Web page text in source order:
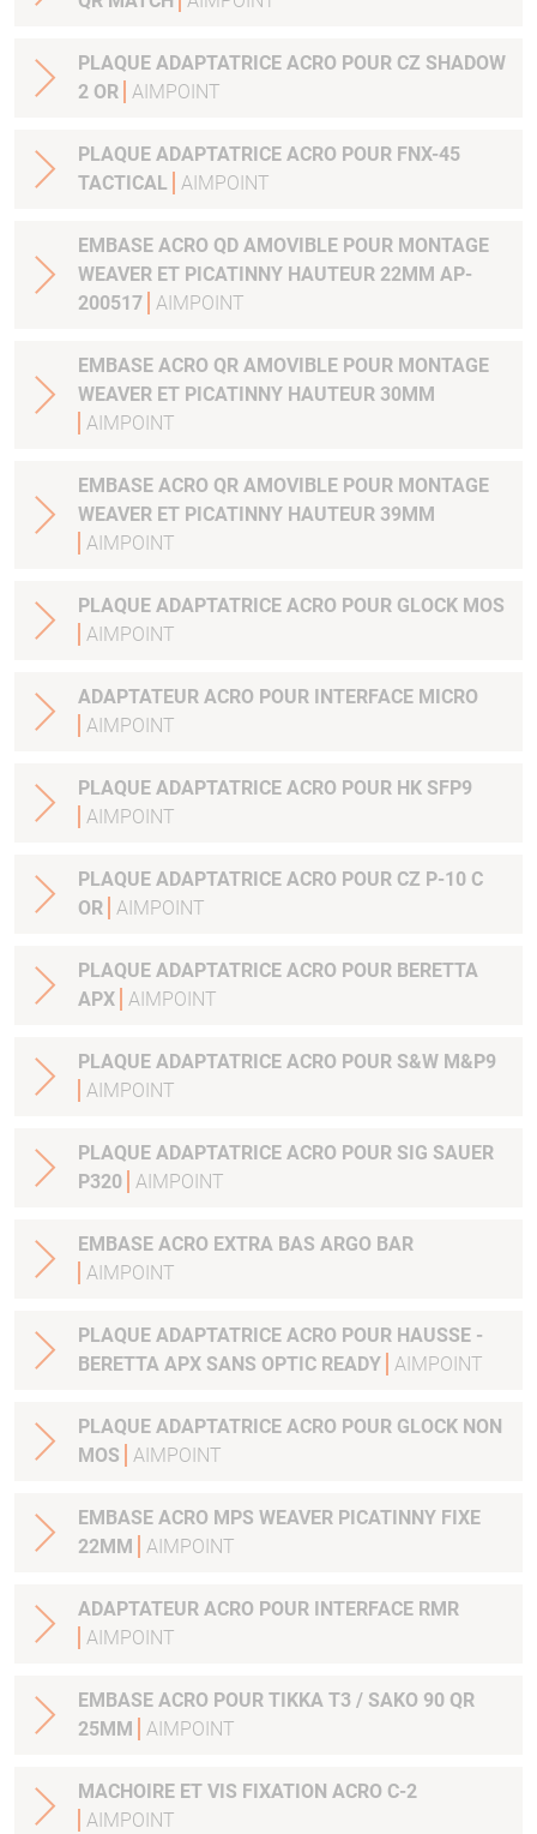
PLAQUE ADAPTATRICE ACRO POUR CZ SHADOW
2 OR AIMPOINT
PLAQUE ADAPTATRICE ACRO POUR FNX-45
TACTICAL
AIMPOINT
EMBASE ACRO QD AMOVIBLE POUR MONTAGE
WEAVER ET PICATINNY HAUTEUR 22MM AP-
200517 AIMPOINT
EMBASE ACRO QR AMOVIBLE POUR MONTAGE
WEAVER ET PICATINNY HAUTEUR 30MM
AIMPOINT
EMBASE ACRO QR AMOVIBLE POUR MONTAGE
WEAVER ET PICATINNY HAUTEUR 39MM
AIMPOINT
PLAQUE ADAPTATRICE ACRO POUR GLOCK MOS
AIMPOINT
ADAPTATEUR ACRO POUR INTERFACE MICRO
AIMPOINT
PLAQUE ADAPTATRICE ACRO POUR HK SFP9
AIMPOINT
PLAQUE ADAPTATRICE ACRO POUR CZ P-10 C
OR AIMPOINT
PLAQUE ADAPTATRICE ACRO POUR BERETTA
APX AIMPOINT
PLAQUE ADAPTATRICE ACRO POUR S&W M&P9
AIMPOINT
PLAQUE ADAPTATRICE ACRO POUR SIG SAUER
P320 AIMPOINT
EMBASE ACRO EXTRA BAS ARGO BAR
AIMPOINT
PLAQUE ADAPTATRICE ACRO POUR HAUSSE -
BERETTA APX SANS OPTIC READY AIMPOINT
PLAQUE ADAPTATRICE ACRO POUR GLOCK NON
MOS
AIMPOINT
EMBASE ACRO MPS WEAVER PICATINNY FIXE
22MM
AIMPOINT
ADAPTATEUR ACRO POUR INTERFACE RMR
AIMPOINT
EMBASE ACRO POUR TIKKA T3 / SAKO 90 QR
25MM
AIMPOINT
MACHOIRE ET VIS FIXATION ACRO C-2
AIMPOINT